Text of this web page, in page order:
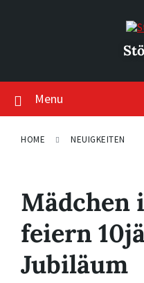
Menu
HOME NEUIGKEITEN
Mädchen
feiern
Jubiläum